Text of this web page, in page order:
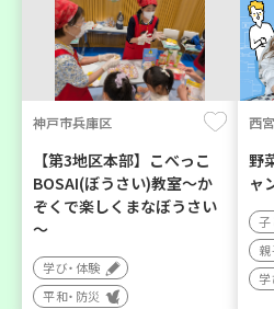
神戸市兵庫区
【第3地区本部】こべっこ
BOSAI(ぼうさい)教室～か
ぞくで楽しくまなぼうさい
～
学び・体験
平和・防災
西
野
ャ
子
学